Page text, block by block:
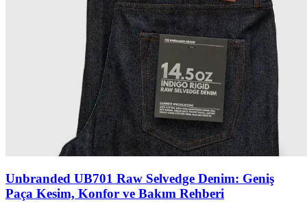
Unbranded UB701 Raw Selvedge Denim: Geniş
Paça Kesim, Konfor ve Bakım Rehberi